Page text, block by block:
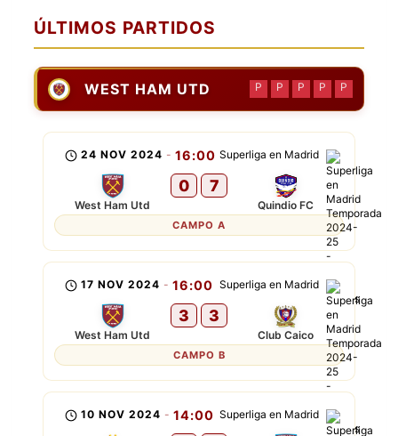
ÚLTIMOS PARTIDOS
WEST HAM UTD P P P P P
Superliga en Madrid
24 NOV 2024 - 16:00
West Ham Utd
0 7
Quindio FC
CAMPO A
Superliga en Madrid
17 NOV 2024 - 16:00
West Ham Utd
3 3
Club Caico
CAMPO B
Superliga en Madrid
10 NOV 2024 - 14:00